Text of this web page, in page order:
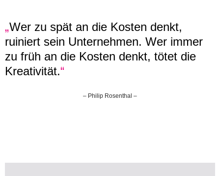
„Wer zu spät an die Kosten denkt,
ruiniert sein Unternehmen. Wer immer
zu früh an die Kosten denkt, tötet die
Kreativität.“
– Philip Rosenthal –